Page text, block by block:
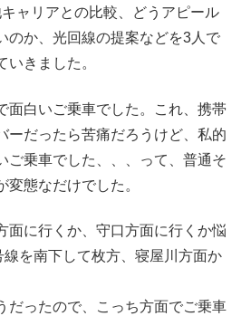
ャリアとの比較、どうアピール
のか、光回線の提案などを3人で
いきました。
面白いご乗車でした。これ、携帯
ーだったら苦痛だろうけど、私的
ご乗車でした、、、って、普通そ
変態なだけでした。
面に行くか、守口方面に行くか悩
を南下して枚方、寝屋川方面か
だったので、こっち方面でご乗車